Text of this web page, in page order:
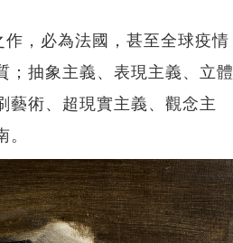
，必為法國，甚至全球疫情
；抽象主義、表現主義、立體
藝術、超現實主義、觀念主